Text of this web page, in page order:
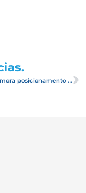
ABIH-RN comemora posicionamento de Natal como quinta cidade mais buscada por brasileiros para o Carnaval